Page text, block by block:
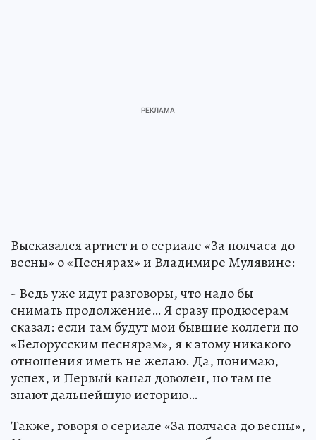
Высказался артист и о сериале «За полчаса до
весны» о «Песнярах» и Владимире Мулявине:
- Ведь уже идут разговоры, что надо бы
снимать продолжение… Я сразу продюсерам
сказал: если там будут мои бывшие коллеги по
«Белорусским песнярам», я к этому никакого
отношения иметь не желаю. Да, понимаю,
успех, и Первый канал доволен, но там не
знают дальнейшую историю…
Также, говоря о сериале «За полчаса до весны»,